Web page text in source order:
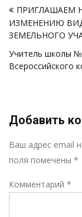
по
записям
ПРИГЛАШАЕМ
ИЗМЕНЕНИЮ
ЗЕМЕЛЬНОГО
Учитель школы
Всероссийского
Добавить
Ваш адрес email
поля помечены *
Комментарий *